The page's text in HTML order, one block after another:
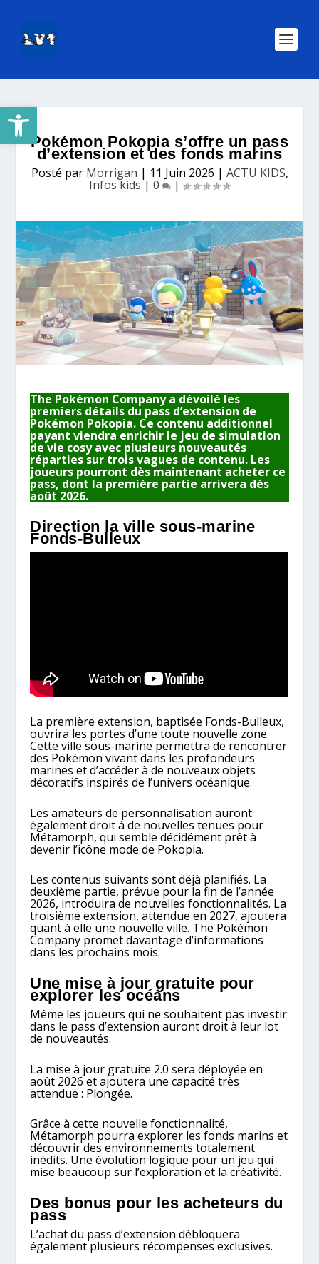
Ouvrir la barre d’outils
Pokémon Pokopia s’offre un pass
d’extension et des fonds marins
Posté par Morrigan | 11 Juin 2026 | ACTU KIDS,
Infos kids| 0 |
The Pokémon Company a dévoilé les
premiers détails du pass d’extension de
Pokémon Pokopia. Ce contenu additionnel
payant viendra enrichir le jeu de simulation
de vie cosy avec plusieurs nouveautés
réparties sur trois vagues de contenu. Les
joueurs pourront dès maintenant acheter ce
pass, dont la première partie arrivera dès
août 2026.
Direction la ville sous-marine
Fonds-Bulleux
La première extension, baptisée Fonds-Bulleux,
ouvrira les portes d’une toute nouvelle zone.
Cette ville sous-marine permettra de rencontrer
des Pokémon vivant dans les profondeurs
marines et d’accéder à de nouveaux objets
décoratifs inspirés de l’univers océanique.
Les amateurs de personnalisation auront
également droit à de nouvelles tenues pour
Métamorph, qui semble décidément prêt à
devenir l’icône mode de Pokopia.
Les contenus suivants sont déjà planifiés. La
deuxième partie, prévue pour la fin de l’année
2026, introduira de nouvelles fonctionnalités. La
troisième extension, attendue en 2027, ajoutera
quant à elle une nouvelle ville. The Pokémon
Company promet davantage d’informations
dans les prochains mois.
Une mise à jour gratuite pour
explorer les océans
Même les joueurs qui ne souhaitent pas investir
dans le pass d’extension auront droit à leur lot
de nouveautés.
La mise à jour gratuite 2.0 sera déployée en
août 2026 et ajoutera une capacité très
attendue : Plongée.
Grâce à cette nouvelle fonctionnalité,
Métamorph pourra explorer les fonds marins et
découvrir des environnements totalement
inédits. Une évolution logique pour un jeu qui
mise beaucoup sur l’exploration et la créativité.
Des bonus pour les acheteurs du
pass
L’achat du pass d’extension débloquera
également plusieurs récompenses exclusives.